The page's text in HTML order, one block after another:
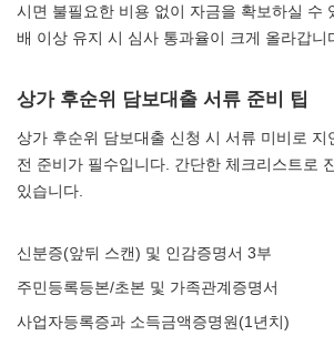
시면 불필요한 비용 없이 자금을 확보하실 수
배 이상 유지 시 심사 통과율이 크게 올라갑니
상가 후순위 담보대출 서류 준비 팁
상가 후순위 담보대출 신청 시 서류 미비로 지
전 준비가 필수입니다. 간단한 체크리스트로
있습니다.
신분증(앞뒤 스캔) 및 인감증명서 3부
주민등록등본/초본 및 가족관계증명서
사업자등록증과 소득금액증명원(1년치)